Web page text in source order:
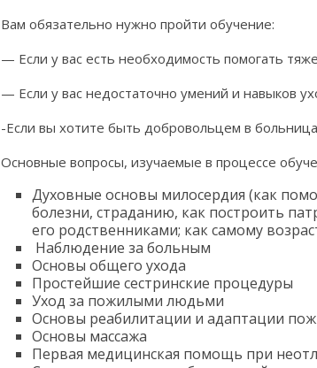
Вам обязательно нужно пройти обучение:
— Если у вас есть необходимость помогать
— Если у вас недостаточно умений и навыков
-Если вы хотите быть добровольцем в
Основные вопросы, изучаемые в процессе
Духовные основы милосердия (как
болезни, страданию, как построить
его родственниками; как самому
Наблюдение за больным
Основы общего ухода
Простейшие сестринские процедуры
Уход за пожилыми людьми
Основы реабилитации и адаптации
Основы массажа
Первая медицинская помощь при